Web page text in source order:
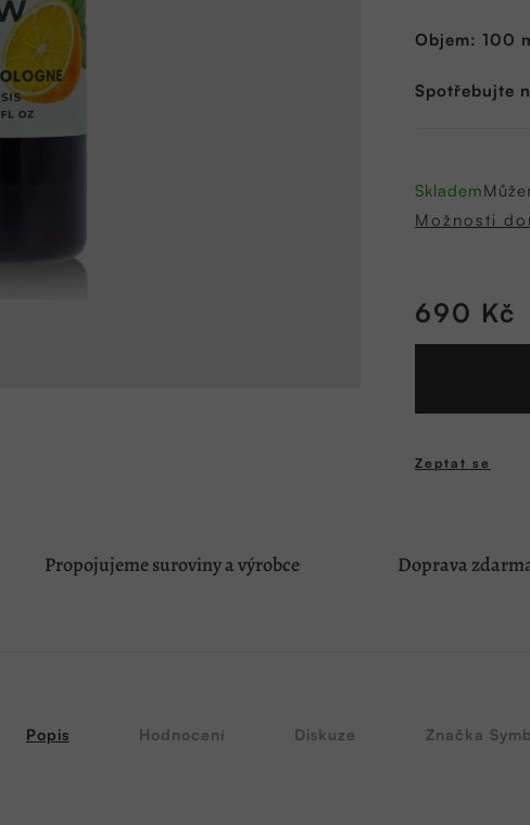
Objem: 100
Spotřebujte
Skladem
Možnosti
690 Kč
Zeptat se
Propojujeme suroviny a výrobce Doprava
Popis Hodnocení Diskuze Značka